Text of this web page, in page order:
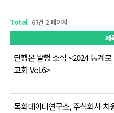
Total 67건 2 페이지
제
단행본 발행 소식 <2024 통계
교회 Vol.6>
목회데이터연구소, 주식회사 치